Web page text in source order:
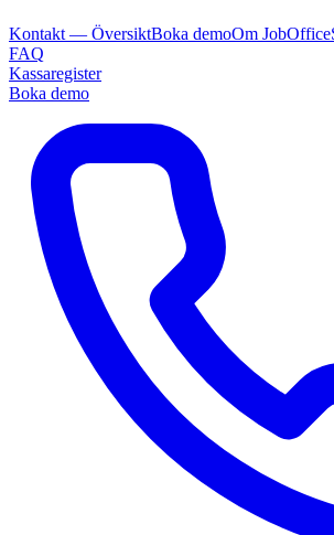
Kontakt — ÖversiktBoka demoOm JobOffice
FAQ
Kassaregister
Boka demo